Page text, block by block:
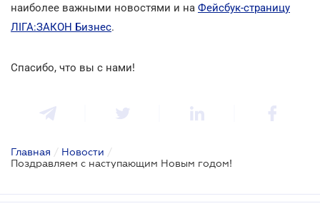
наиболее важными новостями и на Фейсбук-страницу
ЛІГА:ЗАКОН Бизнес.
Спасибо, что вы с нами!
Главная / Новости /
Поздравляем с наступающим Новым годом!